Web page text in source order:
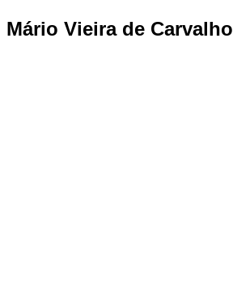
Mário Vieira de Carvalho